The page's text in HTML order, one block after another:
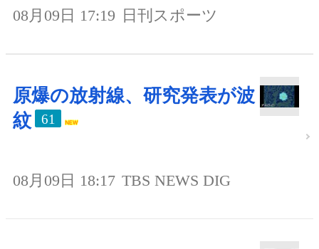
08月09日 17:19 日刊スポーツ
原爆の放射線、研究発表が波
紋
61
08月09日 18:17 TBS NEWS DIG